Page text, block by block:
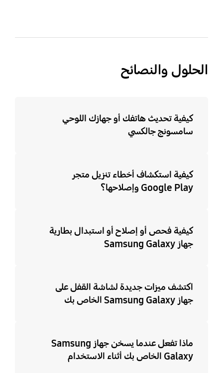
الحلول والنصائح
كيفية تحديث هاتفك أو جهازك اللوحي
سامسونج جالكسي
كيفية استكشاف أخطاء تنزيل متجر
Google Play وإصلاحها؟
كيفية فحص أو إصلاح أو استبدال بطارية
جهاز Samsung Galaxy
اكتشف ميزات جديدة لشاشة القفل على
جهاز Samsung Galaxy الخاص بك
ماذا تفعل عندما يسخن جهاز Samsung
Galaxy الخاص بك أثناء الاستخدام